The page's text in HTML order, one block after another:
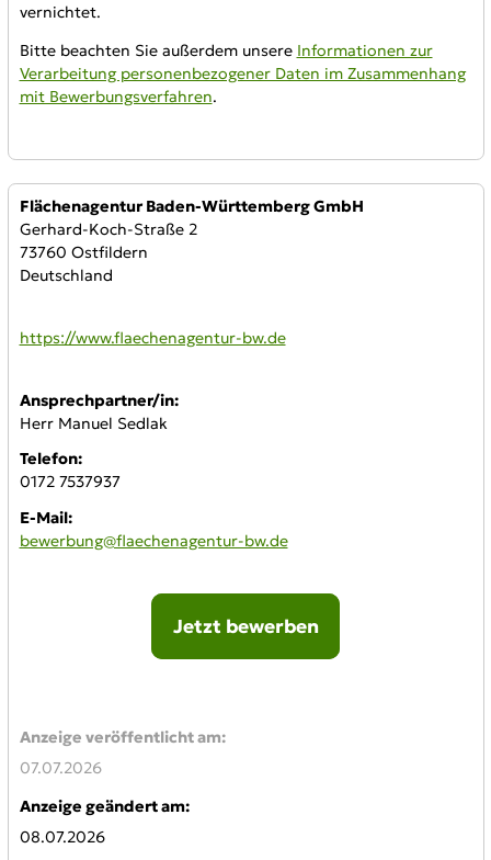
vernichtet.
Bitte beachten Sie außerdem unsere Informationen zur
Verarbeitung personenbezogener Daten im Zusammenhang
mit Bewerbungsverfahren.
Anbieter:
Flächenagentur Baden-Württemberg GmbH
Gerhard-Koch-Straße 2
73760 Ostfildern
Deutschland
WWW:
https://www.flaechenagentur-bw.de
Ansprechpartner/in:
Herr Manuel Sedlak
Telefon:
0172 7537937
E-Mail:
bewerbung@flaechenagentur-bw.de
Jetzt bewerben
Anzeige veröffentlicht am:
07.07.2026
Anzeige geändert am:
08.07.2026